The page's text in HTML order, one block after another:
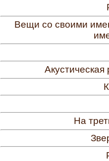
Вещи со своими
На